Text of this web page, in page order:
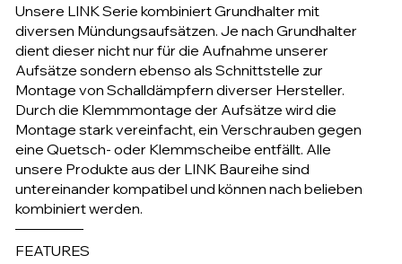
​Unsere LINK Serie kombiniert Grundhalter mit
diversen Mündungsaufsätzen. Je nach Grundhalter
dient dieser nicht nur für die Aufnahme unserer
Aufsätze sondern ebenso als Schnittstelle zur
Montage von Schalldämpfern diverser Hersteller.
Durch die Klemmmontage der Aufsätze wird die
Montage stark vereinfacht, ein Verschrauben gegen
eine Quetsch- oder Klemmscheibe entfällt. Alle
unsere Produkte aus der LINK Baureihe sind
untereinander kompatibel und können nach belieben
kombiniert werden.
FEATURES